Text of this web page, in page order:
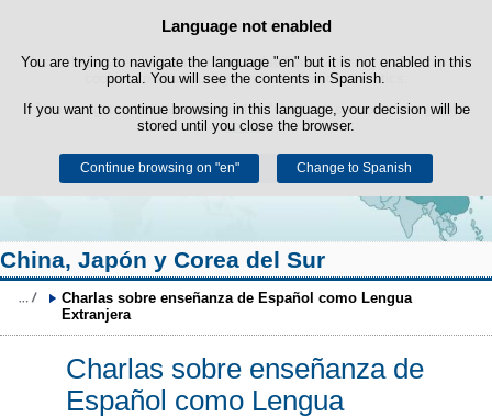
Cookie Policy
This website uses its own cookies to facilitate browsing and third-party
cookies to obtain usage and satisfaction statistics.
You can get more information in the "Cookies" section of ourlegal
notice.
Accept Reject
Language not enabled
You are trying to navigate the language "en" but it is not enabled in this
portal. You will see the contents in Spanish.
If you want to continue browsing in this language, your decision will be
stored until you close the browser.
Continue browsing on "en" Change to Spanish
Skip to content
China, Japón y Corea del Sur
Charlas sobre enseñanza de Español como Lengua
Extranjera
Charlas sobre enseñanza de
Español como Lengua